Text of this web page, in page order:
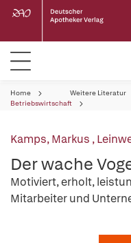
Home Weitere Literatur
Betriebswirtschaft
Kamps, Markus ,
Der wache
Motiviert, erholt,
Mitarbeiter und